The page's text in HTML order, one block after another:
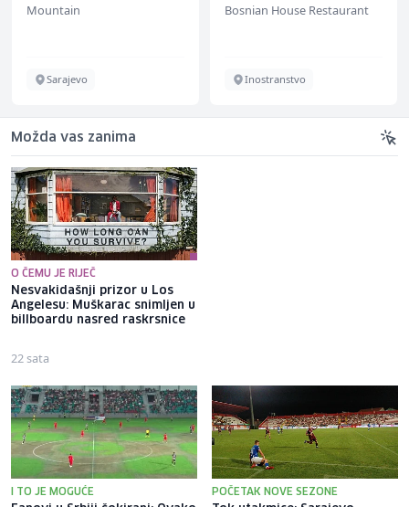
Mountain
Sarajevo
Bosnian House Restaurant
Inostranstvo
Možda vas zanima
O ČEMU JE RIJEČ
Nesvakidašnji prizor u Los
Angelesu: Muškarac snimljen u
billboardu nasred raskrsnice
22 sata
I TO JE MOGUĆE POČETAK NOVE SEZONE